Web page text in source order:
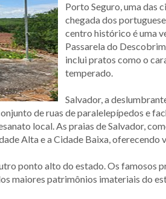
Porto Seguro, uma das
chegada dos
centro histórico é uma
Passarela do
inclui pratos como o
temperado.
Salvador, a
de ruas de paralelepípedos e
local. As praias de Salvador,
Alta e a Cidade Baixa, oferecendo
ponto alto do estado. Os famosos
maiores patrimônios imateriais do